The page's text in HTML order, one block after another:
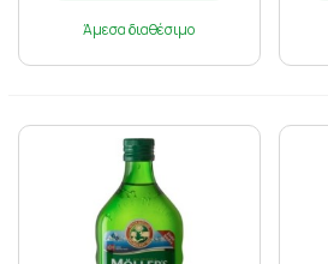
Άμεσα διαθέσιμο